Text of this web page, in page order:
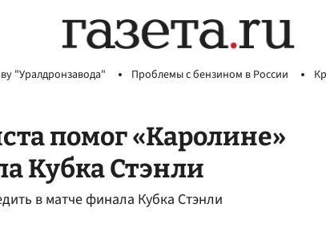
"Уралдронзавода" Проблемы с бензином в России
помог «Каролине»
Кубка Стэнли
в матче финала Кубка Стэнли